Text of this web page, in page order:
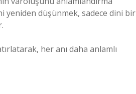
yeniden düşünmek, sadece dini bir
her anı daha anlamlı